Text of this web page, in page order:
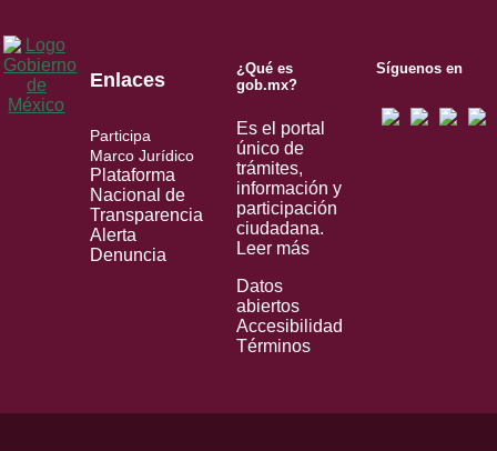
Enlaces
Participa
Marco Jurídico
Plataforma
Nacional de
Transparencia
Alerta
Denuncia
¿Qué es
gob.mx?
Es el portal
único de
trámites,
información y
participación
ciudadana.
Leer más
Datos
abiertos
Accesibilidad
Términos
Síguenos en